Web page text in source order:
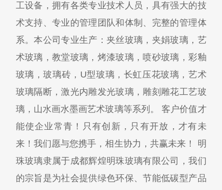
工设备，拥有各类专业技术人员，具有强大的技
术支持、专业的管理团队和体制、完整的管理体
系。本公司专业生产：夹丝玻璃，夹娟玻璃，艺
术玻璃，教堂玻璃，烤漆玻璃，喷砂玻璃，彩釉
玻璃，玻璃砖，U型玻璃，长虹压花玻璃，艺术
玻璃隔断，激光内雕发光玻璃，雕刻雕花工艺玻
璃，山水画水墨画艺术玻璃等系列。 客户价值才
能使企业常青！只有创新，只有开放，才有未
来！我们愿与您携手，相生协力，共赢未来！ 明
珠玻璃隶属于成都辉煌明珠玻璃有限公司，我们
的宗旨是为社会提供绿色环保、节能低碳型产品